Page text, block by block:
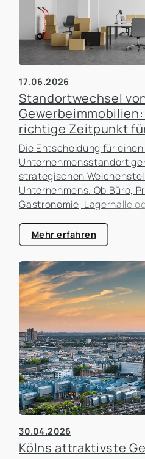
17.06.2026
Standortwechsel
richtige Zeitpunkt
Die Entscheidung für
Unternehmensstandort
strategischen
Unternehmens. Ob Büro,
Gastronomie, Lagerhalle
Kosten, sondern auch die
Kunden, die Attraktivität
zukünftigen
Unternehmens. In der
dass Unternehmen zu
festhalten, obwohl sich
längst verändert haben.
Umzüge manchmal
tatsächlichen
analysieren.
Mehr erfahren
30.04.2026
Kölns attraktivste